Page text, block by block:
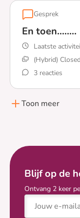
Gesprek
En toen........
Laatste
(Hybrid)
3 reacties
Lees meer over
Toon meer
Blijf op de
Ontvang 2 keer
E-mailadres